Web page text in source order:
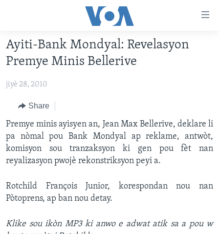
Skip
to
main
Skip
Navigation
Skip
to
Search
AYITI
LÈZETAZINI
AMERIK LATIN
ENTÈNASYONAL
VIDEO
FLASHPOINT IKRÈN
Learning English
Ayiti-Bank Mondyal: Revelasyon
Premye Minis Bellerive
jiyè 28, 2010
Share
Premye minis ayisyen an, Jean Max Bellerive, deklare li
pa nòmal pou Bank Mondyal ap reklame, antwòt,
komisyon sou tranzaksyon ki gen pou fèt nan
reyalizasyon pwojè rekonstriksyon peyi a.
Rotchild François Junior, korespondan nou nan
Pòtoprens, ap ban nou detay.
Klike sou ikòn MP3 ki anwo e adwat atik sa a pou w